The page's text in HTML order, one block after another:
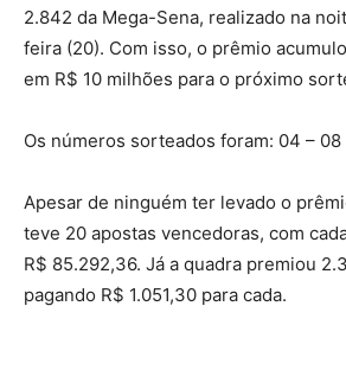
2.842 da Mega-Sena, realizado na
feira (20). Com isso, o prêmio
em R$ 10 milhões para o próximo
Os números sorteados foram: 04 – 08
Apesar de ninguém ter levado o
teve 20 apostas vencedoras, com
R$ 85.292,36. Já a quadra premiou
pagando R$ 1.051,30 para cada.